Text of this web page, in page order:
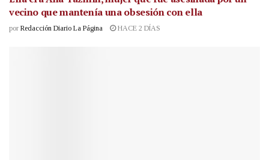
vecino que mantenía una obsesión con ella
por Redacción Diario La Página HACE 2 DÍAS